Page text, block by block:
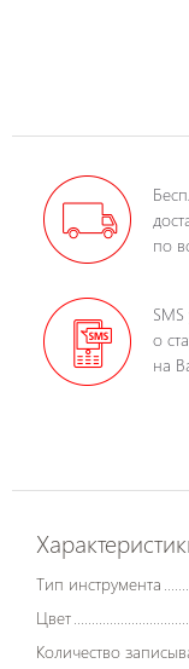
по
о
на
Тип инструмента
Цвет
Количество